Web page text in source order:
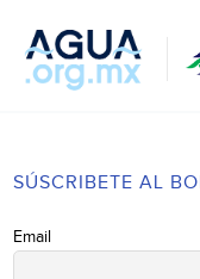
SÚSCRIBETE AL
Email